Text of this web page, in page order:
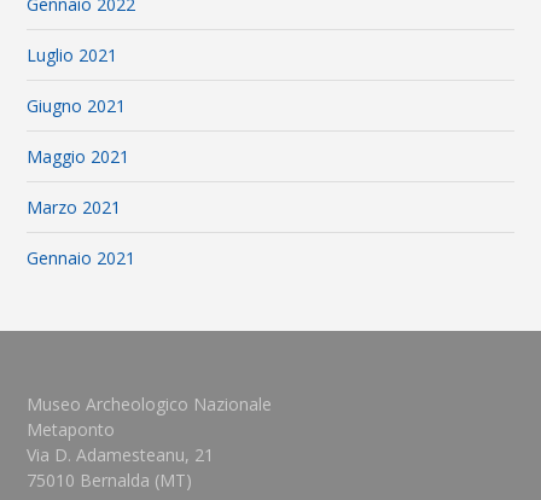
Luglio 2021
Giugno 2021
Maggio 2021
Marzo 2021
Gennaio 2021
Museo Archeologico Nazionale
Metaponto
Via D. Adamesteanu, 21
75010 Bernalda (MT)